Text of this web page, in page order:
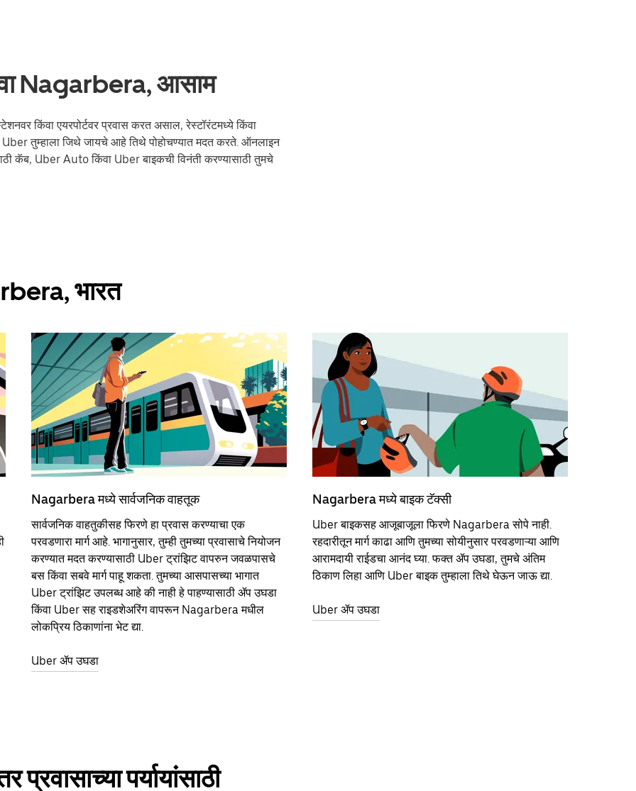
Nagarbera, आसाम
किंवा एयरपोर्टवर प्रवास करत असाल, रेस्टॉरंटमध्ये किंवा
तुम्हाला जिथे जायचे आहे तिथे पोहोचण्यात मदत करते. ऑनलाइन
कॅब, Uber Auto किंवा Uber बाइकची विनंती करण्यासाठी तुमचे
भारत
Nagarbera मध्ये सार्वजनिक वाहतूक
सार्वजनिक वाहतुकीसह फिरणे हा प्रवास करण्याचा एक
परवडणारा मार्ग आहे. भागानुसार, तुम्ही तुमच्या प्रवासाचे नियोजन
करण्यात मदत करण्यासाठी Uber ट्रांझिट वापरुन जवळपासचे
बस किंवा सबवे मार्ग पाहू शकता. तुमच्या आसपासच्या भागात
Uber ट्रांझिट उपलब्ध आहे की नाही हे पाहण्यासाठी ॲप उघडा
किंवा Uber सह राइडशेअरिंग वापरून Nagarbera मधील
लोकप्रिय ठिकाणांना भेट द्या.
Uber ॲप उघडा
Nagarbera मध्ये बाइक टॅक्सी
Uber बाइकसह आजूबाजूला फिरणे Nagarbera सोपे नाही.
रहदारीतून मार्ग काढा आणि तुमच्या सोयीनुसार परवडणाऱ्या आणि
आरामदायी राईडचा आनंद घ्या. फक्त ॲप उघडा, तुमचे अंतिम
ठिकाण लिहा आणि Uber बाइक तुम्हाला तिथे घेऊन जाऊ द्या.
Uber ॲप उघडा
पर्यायांसाठी